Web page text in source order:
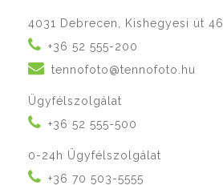
4031 Debrecen, Kishegyesi út 46.
+36 52 555-200
tennofoto@tennofoto.hu
Ügyfélszolgálat
+36 52 555-500
0-24h Ügyfélszolgálat
+36 70 503-5555